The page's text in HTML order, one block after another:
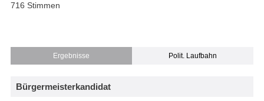
716 Stimmen
Ergebnisse Polit. Laufbahn
Bürgermeisterkandidat